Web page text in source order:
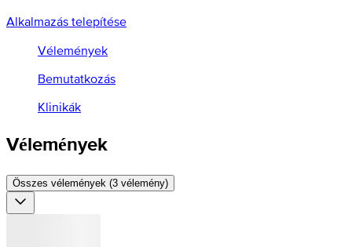
Alkalmazás telepítése
Vélemények
Bemutatkozás
Klinikák
Vélemények
Összes vélemények (3 vélemény)